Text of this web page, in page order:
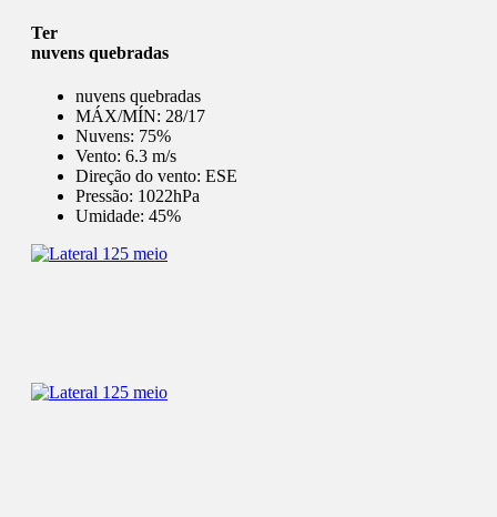
Ter
nuvens quebradas
nuvens quebradas
MÁX/MÍN: 28/17
Nuvens: 75%
Vento: 6.3 m/s
Direção do vento: ESE
Pressão: 1022hPa
Umidade: 45%